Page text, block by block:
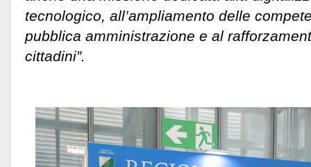
tecnologico, all’ampliamento delle
pubblica amministrazione e al
cittadini”.